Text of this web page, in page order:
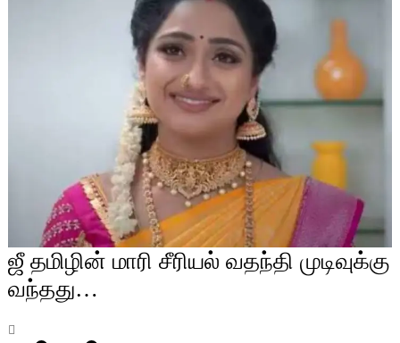
ஜீ தமிழின் மாரி சீரியல் வதந்தி முடிவுக்கு
வந்தது…